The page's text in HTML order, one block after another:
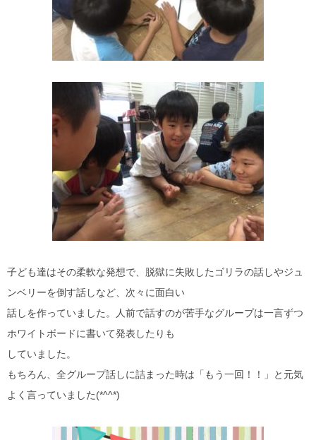
子ども達はその柔軟な発想で、脱獄に失敗したゴリラの話しやジュ
ンベリーを倒す話しなど、次々に面白い
話しを作っていました。人前で話すのが苦手なグループは一言ずつ
ホワイトボードに書いて発表したりも
していました。
もちろん、全グループ話しに詰まった時は「もう一回！！」と元気
よく言っていました(*^^*)